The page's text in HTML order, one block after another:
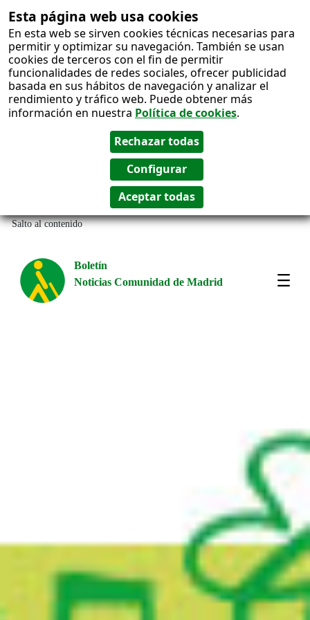
Esta página web usa cookies
En esta web se sirven cookies técnicas necesarias para
permitir y optimizar su navegación. También se usan
cookies de terceros con el fin de permitir
funcionalidades de redes sociales, ofrecer publicidad
basada en sus hábitos de navegación y analizar el
rendimiento y tráfico web. Puede obtener más
información en nuestra Política de cookies.
Salto al contenido
Boletín
Noticias Comunidad de Madrid